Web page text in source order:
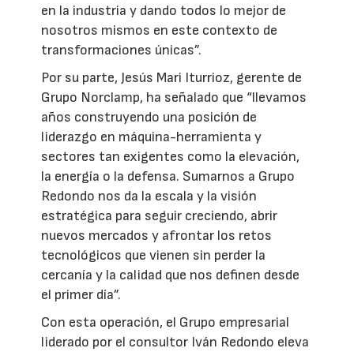
en la industria y dando todos lo mejor de
nosotros mismos en este contexto de
transformaciones únicas”.
Por su parte, Jesús Mari Iturrioz, gerente de
Grupo Norclamp, ha señalado que “llevamos
años construyendo una posición de
liderazgo en máquina-herramienta y
sectores tan exigentes como la elevación,
la energía o la defensa. Sumarnos a Grupo
Redondo nos da la escala y la visión
estratégica para seguir creciendo, abrir
nuevos mercados y afrontar los retos
tecnológicos que vienen sin perder la
cercanía y la calidad que nos definen desde
el primer día”.
Con esta operación, el Grupo empresarial
liderado por el consultor Iván Redondo eleva